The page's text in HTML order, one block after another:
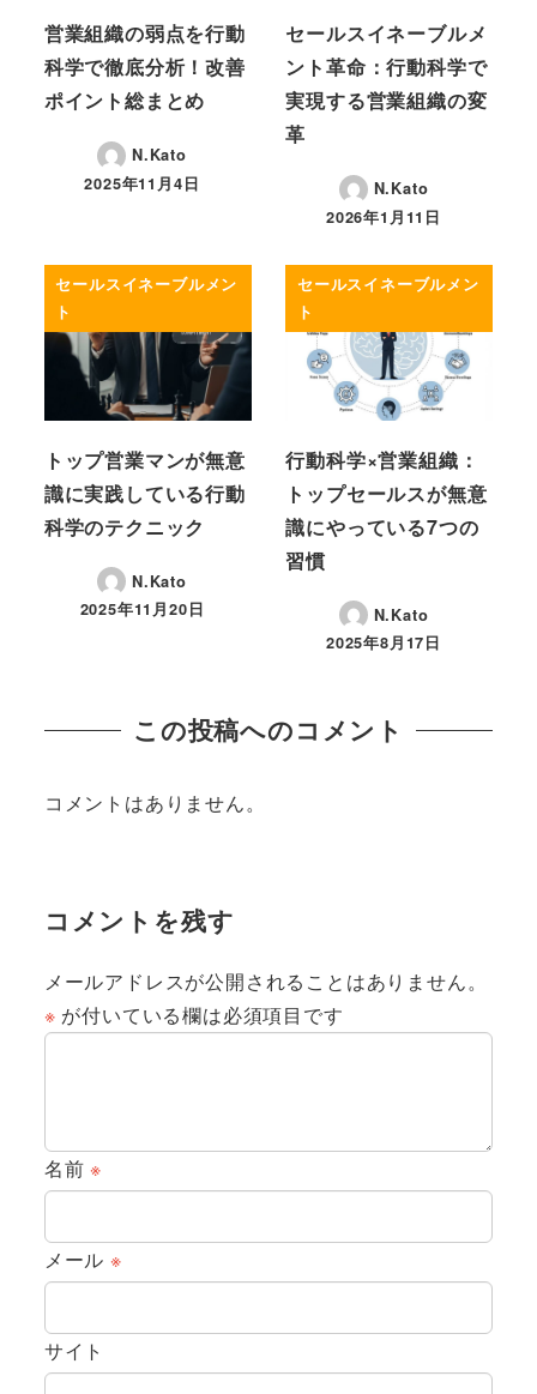
営業組織の弱点を行動
科学で徹底分析！改善
ポイント総まとめ
N.Kato
投稿日
2025年11月4日
セールスイネーブルメ
ント革命：行動科学で
実現する営業組織の変
革
N.Kato
投稿日
2026年1月11日
セールスイネーブルメン
ト
トップ営業マンが無意
識に実践している行動
科学のテクニック
N.Kato
投稿日
2025年11月20日
セールスイネーブルメン
ト
行動科学×営業組織：
トップセールスが無意
識にやっている7つの
習慣
N.Kato
投稿日
2025年8月17日
この投稿へのコメント
コメントはありません。
コメントを残す
メールアドレスが公開されることはありません。
※ が付いている欄は必須項目です
名前※
メール ※
サイト